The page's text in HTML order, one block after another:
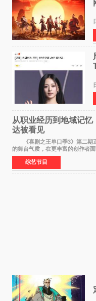
从职业经历到地域记
达被看见
《喜剧之王单口季3》第二期
的舞台气质，在更丰富的创作者
着更加成熟的文本与舞台掌控回归
综艺节目